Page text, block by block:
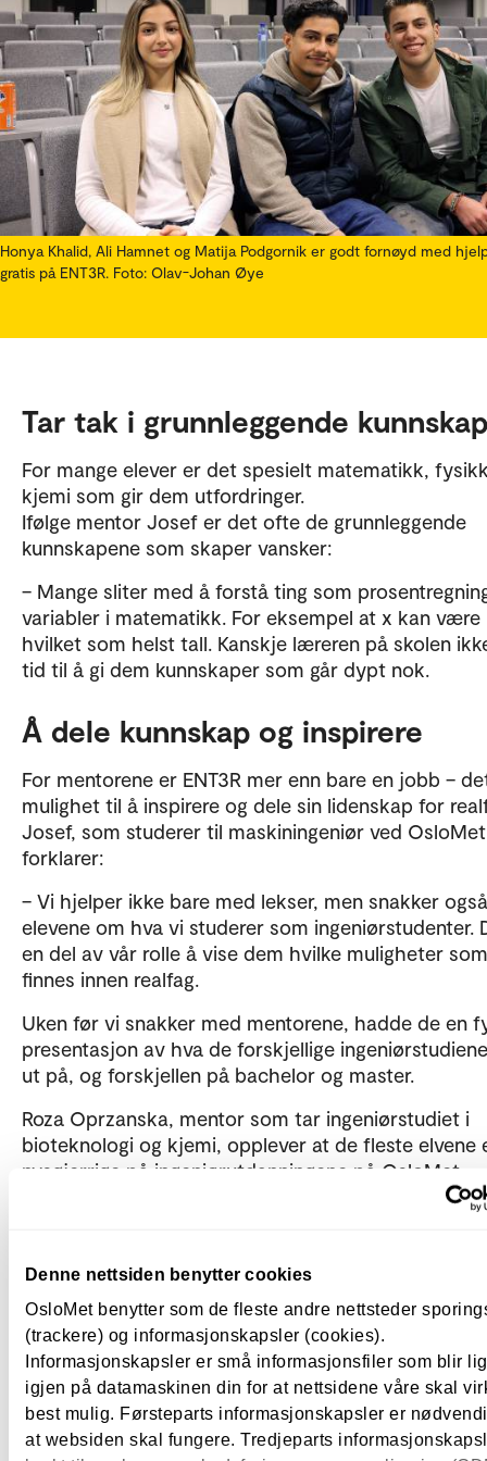
Denne nettsiden benytter cookies
OsloMet benytter som de fleste andre nettsteder
(trackere) og informasjonskapsler (cookies).
Informasjonskapsler er små informasjonsfiler som blir
igjen på datamaskinen din for at nettsidene våre skal
best mulig. Førsteparts informasjonskapsler er
at websiden skal fungere. Tredjeparts
Honya Khalid, Ali Hamnet og Matija Podgornik er godt fornøyd med
gratis på ENT3R. Foto: Olav-Johan Øye
Tar tak i grunnleggende
For mange elever er det spesielt matematikk,
kjemi som gir dem utfordringer.
Ifølge mentor Josef er det ofte de grunnleggende
kunnskapene som skaper vansker:
– Mange sliter med å forstå ting som
variabler i matematikk. For eksempel at x kan være
hvilket som helst tall. Kanskje læreren på skolen
tid til å gi dem kunnskaper som går dypt nok.
Å dele kunnskap og inspirere
For mentorene er ENT3R mer enn bare en jobb –
mulighet til å inspirere og dele sin lidenskap for
Josef, som studerer til maskiningeniør ved
forklarer:
– Vi hjelper ikke bare med lekser, men snakker
elevene om hva vi studerer som ingeniørstudenter.
en del av vår rolle å vise dem hvilke muligheter som
finnes innen realfag.
Uken før vi snakker med mentorene, hadde de en
presentasjon av hva de forskjellige
ut på, og forskjellen på bachelor og master.
Roza Oprzanska, mentor som tar ingeniørstudiet i
bioteknologi og kjemi, opplever at de fleste elvene
nysgjerrige på ingeniørutdanningene på OsloMet.
Mentorene arrangerer også sosiale aktiviteter, som
skape et sosialt miljø. Dette bidrar til at elevene
mer komfortable og motiverte til å stille spørsmål.
– Vi blir godt kjent med elevene, og jeg føler at
en god balanse mellom mentorrollen og en
tilnærming, slik at de kan føle seg trygge på oss,
Roza.